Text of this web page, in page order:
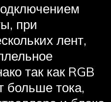
при
лент,
так как RGB
больше тока,